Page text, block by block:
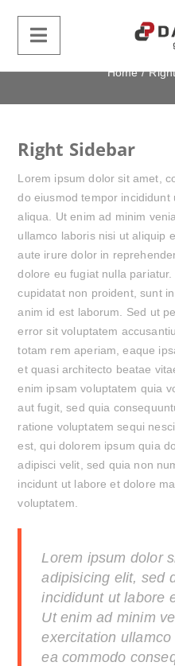
Right
Home /
Right Sidebar
Lorem ipsum dolor sit amet,
do eiusmod tempor
aliqua. Ut enim ad minim
ullamco laboris nisi ut aliquip
aute irure dolor in
dolore eu fugiat nulla
cupidatat non proident, sunt
anim id est laborum. Sed ut
error sit voluptatem
totam rem aperiam, eaque
et quasi architecto beatae
enim ipsam voluptatem quia
aut fugit, sed quia
ratione voluptatem sequi
est, qui dolorem ipsum quia
adipisci velit, sed quia non
incidunt ut labore et dolore
voluptatem.
Lorem ipsum dolor
adipisicing elit, sed
incididunt ut labore
Ut enim ad minim
exercitation
ea commodo